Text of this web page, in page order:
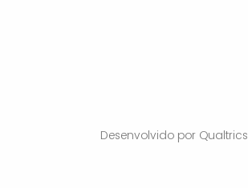
Desenvolvido por Qualtrics